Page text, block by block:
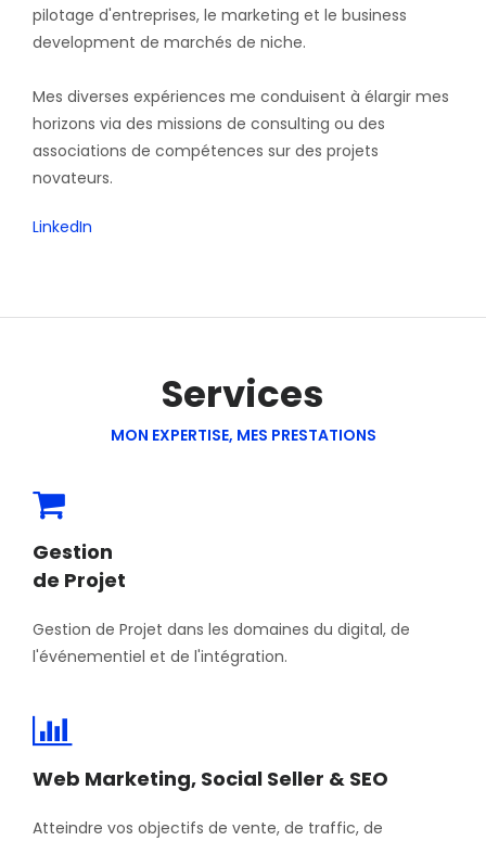
pilotage d'entreprises, le marketing et le business
development de marchés de niche.
Mes diverses expériences me conduisent à élargir mes
horizons via des missions de consulting ou des
associations de compétences sur des projets
novateurs.
LinkedIn
Services
MON EXPERTISE, MES PRESTATIONS
Gestion
de Projet
Gestion de Projet dans les domaines du digital, de
l'événementiel et de l'intégration.
Web Marketing, Social Seller & SEO
Atteindre vos objectifs de vente, de traffic, de